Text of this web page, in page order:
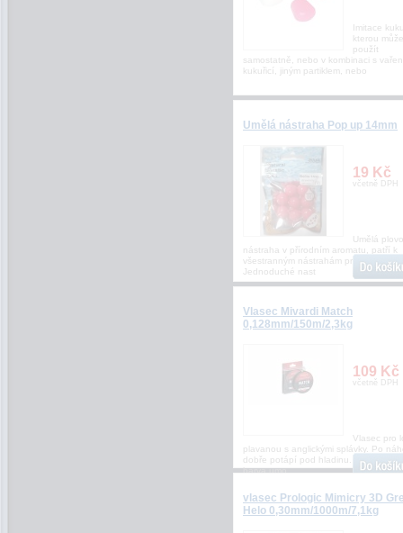
Imitace
kterou
použít
samostatně, nebo v kombinaci s
kukuřicí, jiným partiklem, nebo
Umělá nástraha Pop up 14mm
19 Kč
včetně DPH
Umělá
nástraha v přírodním aromatu, patří k
všestranným nástrahám pro lov kaprů.
Jednoduché nast
Vlasec Mivardi Match
0,128mm/150m/2,3kg
109 Kč
včetně DPH
Vlasec pro
plavanou s anglickými splávky. Po
dobře potápí pod hladinu. Tmavě
barva umo
vlasec Prologic Mimicry 3D
Helo 0,30mm/1000m/7,1kg